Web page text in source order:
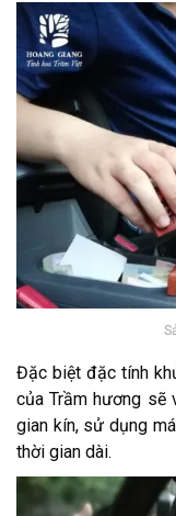
Đặc biệt đặc tính
của Trầm hương sẽ
gian kín, sử dụng
thời gian dài.